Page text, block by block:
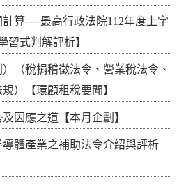
算──最高行政法院112年度上字
習式判解評析】
（稅捐稽徵法令、營業稅法令、
）【環顧租稅要聞】
因應之道【本月企劃】
體產業之補助法令介紹與評析